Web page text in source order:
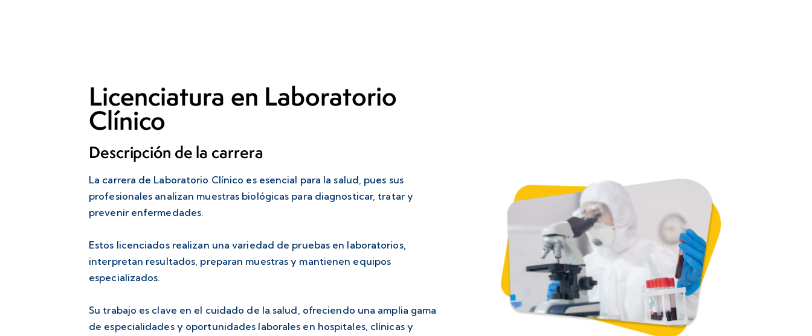
Licenciatura en Laboratorio
Clínico
Descripción de la carrera
La carrera de Laboratorio Clínico es esencial para la salud, pues sus
profesionales analizan muestras biológicas para diagnosticar, tratar y
prevenir enfermedades.
Estos licenciados realizan una variedad de pruebas en laboratorios,
interpretan resultados, preparan muestras y mantienen equipos
especializados.
Su trabajo es clave en el cuidado de la salud, ofreciendo una amplia gama
de especialidades y oportunidades laborales en hospitales, clínicas y